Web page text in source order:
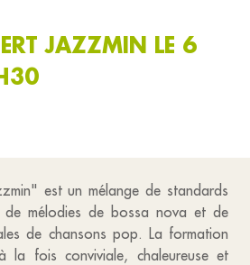
JAZZMIN LE 6
est un mélange de standards
mélodies de bossa nova et de
de chansons pop. La formation
la fois conviviale, chaleureuse et